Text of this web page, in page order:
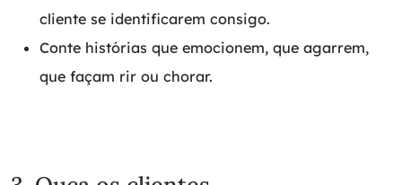
cliente se identificarem consigo.
Conte histórias que emocionem, que agarrem,
que façam rir ou chorar.